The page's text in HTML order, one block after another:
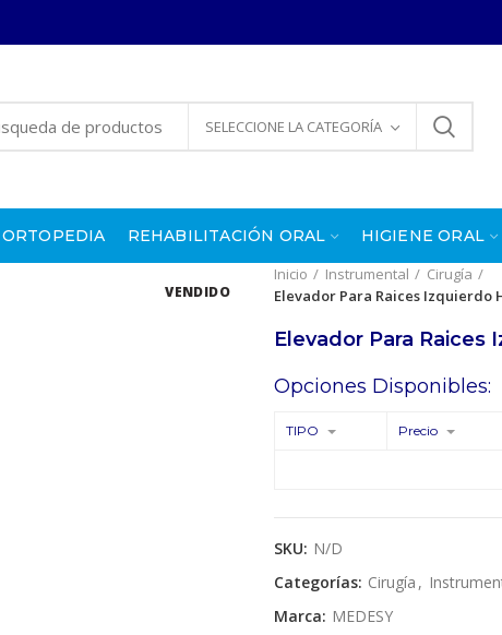
SELECCIONE LA CATEGORÍA
ORTOPEDIA REHABILITACIÓN ORAL HIGIENE ORAL
VENDIDO
Inicio Instrumental
Cirugía
Elevador Para Raices Izquierdo
Elevador Para
Opciones Disponibles:
TIPO Precio
SKU: N/D
Categorías: Cirugía ,
Marca: MEDESY